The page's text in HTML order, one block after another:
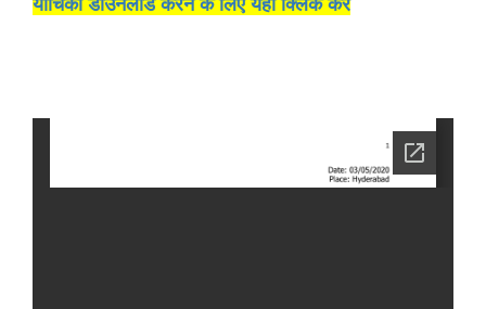
याचिका डाउनलोड करने के लिए यहां क्लिक करें